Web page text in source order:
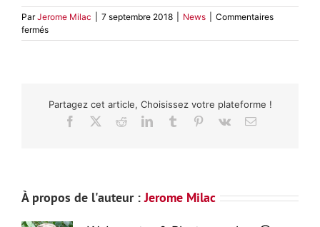
ParJerome Milac 7 septembre 2018 News
Commentaires
ferméssur
Objectifs
200D
Partagez cet article, Choisissez votre plateforme !
Facebook
RedditLinkedInTumblr Pinterest
Vk Email
À propos de l'auteur :Jerome Milac